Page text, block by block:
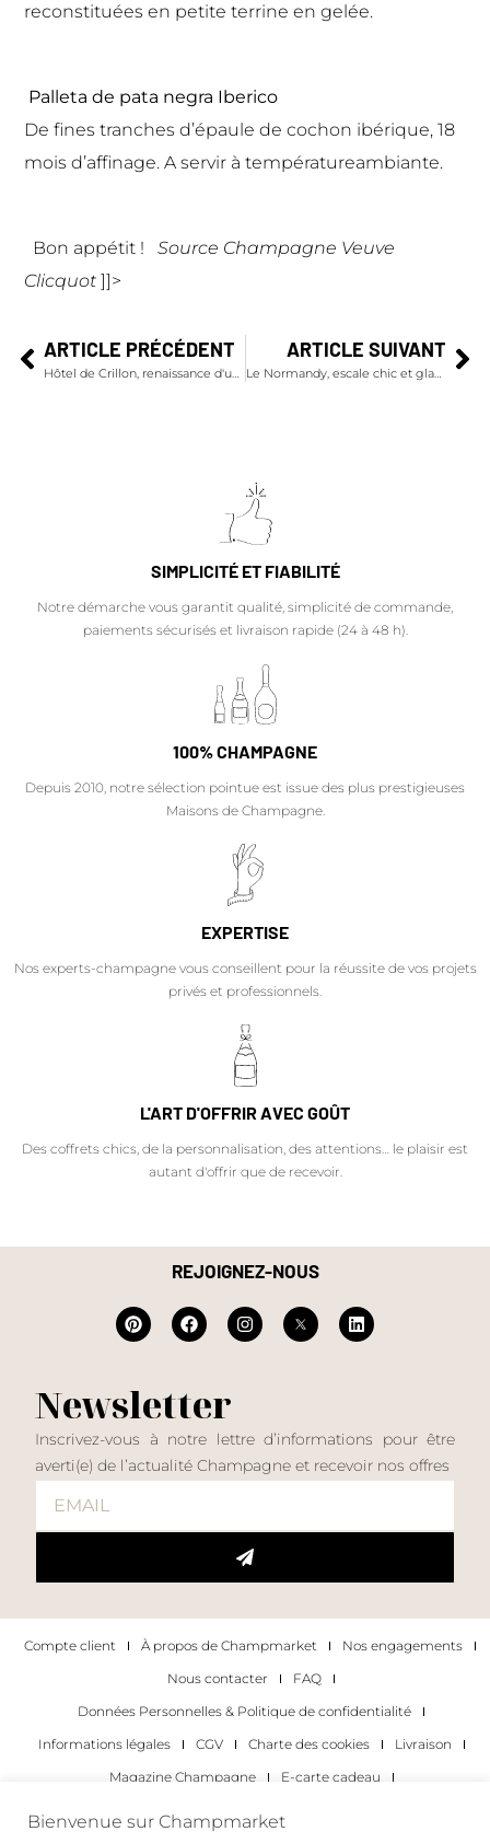
reconstituées en petite terrine en gelée.
Palleta de pata negra Iberico
De fines tranches d’épaule de cochon ibérique, 18
mois d’affinage. A servir à températureambiante.
Bon appétit !Source Champagne Veuve
Clicquot]]>
ARTICLE PRÉCÉDENT
Hôtel de Crillon, renaissance d'un établissement mythique
ARTICLE SUIVANT
Le Normandy, escale chic et glamour à Deauville
SIMPLICITÉ ET FIABILITÉ
Notre démarche vous garantit qualité, simplicité de commande,
paiements sécurisés et livraison rapide (24 à 48 h).
100% CHAMPAGNE
Depuis 2010, notre sélection pointue est issue des plus prestigieuses
Maisons de Champagne.
EXPERTISE
Nos experts-champagne vous conseillent pour la réussite de vos projets
privés et professionnels.
L'ART D'OFFRIR AVEC GOÛT
Des coffrets chics, de la personnalisation, des attentions… le plaisir est
autant d'offrir que de recevoir.
REJOIGNEZ-NOUS
Newsletter
Inscrivez-vous à notre lettre d’informations pour être
averti(e) de l’actualité Champagne et recevoir nos offres
Compte client À propos de Champmarket
Nos engagements
Nous contacter
FAQ
Données Personnelles & Politique de confidentialité
Informations légales
CGV Charte des cookies
Livraison
Magazine Champagne
E-carte cadeau
Bienvenue sur Champmarket